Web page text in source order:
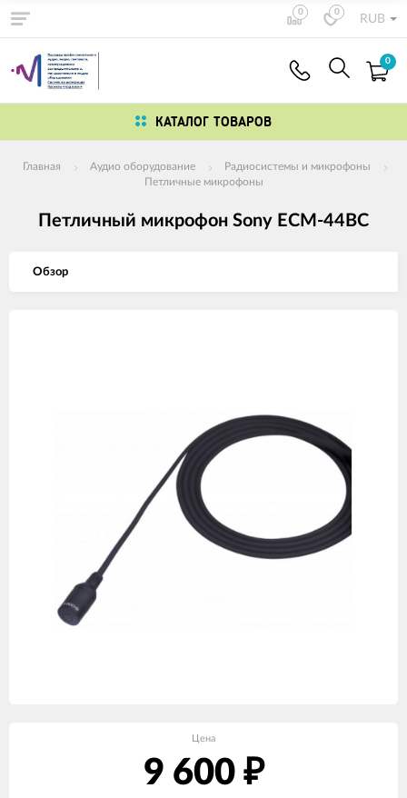
0 0
RUB
0
КАТАЛОГ ТОВАРОВ
Главная Аудио оборудование
Радиосистемы и микрофоны
Петличные микрофоны
Петличный микрофон Sony ECM-44BC
Обзор
Цена
9 600 ₽